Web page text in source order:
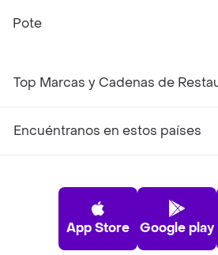
Pote
Top Marcas y Cadenas de
Encuéntranos en estos países
App Store Google play